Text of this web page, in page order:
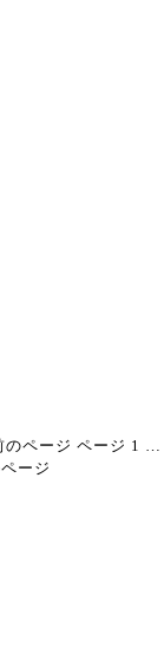
のページ ページ 1 …
ージ